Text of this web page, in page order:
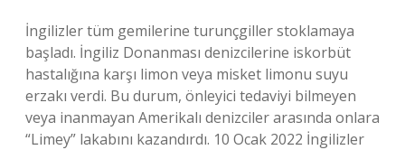
İngilizler tüm gemilerine turunçgiller stoklamaya
başladı. İngiliz Donanması denizcilerine iskorbüt
hastalığına karşı limon veya misket limonu suyu
erzakı verdi. Bu durum, önleyici tedaviyi bilmeyen
veya inanmayan Amerikalı denizciler arasında onlara
“Limey” lakabını kazandırdı. 10 Ocak 2022 İngilizler